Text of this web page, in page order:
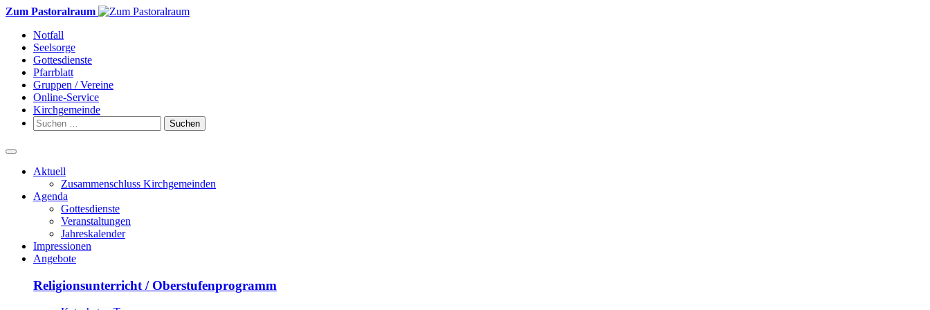
Weiter
Inhalt
Zum Pastoralraum
Notfall
Seelsorge
Gottesdienste
Pfarrblatt
Gruppen / Vereine
Online-Service
Kirchgemeinde
Suchen
nach:
Aktuell
Zusammenschluss Kirchgemeinden
Agenda
Gottesdienste
Veranstaltungen
Jahreskalender
Impressionen
Angebote
Religionsunterricht / Oberstufenprogramm